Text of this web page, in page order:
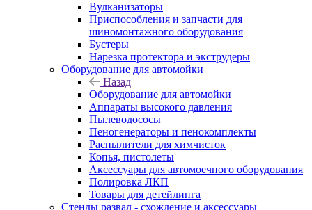
Вулканизаторы
Приспособления и запчасти для
шиномонтажного оборудования
Бустеры
Нарезка протектора и экструдеры
Оборудование для автомойки
Назад
Оборудование для автомойки
Аппараты высокого давления
Пылеводососы
Пеногенераторы и пенокомплекты
Распылители для химчисток
Копья, пистолеты
Аксессуары для автомоечного оборудования
Полировка ЛКП
Товары для детейлинга
Стенды развал - схождение и аксессуары